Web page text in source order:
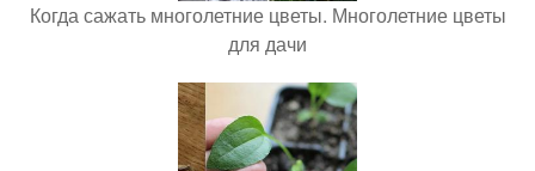
Когда сажать многолетние цветы. Многолетние цветы
для дачи